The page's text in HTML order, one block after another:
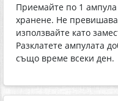
Приемайте по 1
хранене. Не
използвайте като
Разклатете ампулата
също време всеки ден.